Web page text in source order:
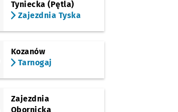
Tyniecka (Pętla)
Zajezdnia Tyska
Kozanów
Tarnogaj
Zajezdnia
Obornicka